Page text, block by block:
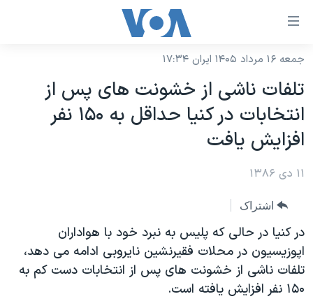
لینکهای
دسترسی
جهش
به
محتوای
اصلی
صفحه
جهش
به
جستجو
نسخه سبک وب‌سایت
موضوع ها
ایران
آمریکا
جهان
ورزشی
گزیده‌ها
ویژه برنامه‌ها
برنامه های تلویزیونی
جدول برنامه ها
صفحه‌های ویژه
جام جهانی ۲۰۲۶
عملیات خشم حماسی
۲۵۰سالگی آمریکا
فرکانس‌های صدای آمریکا
پخش رادیویی
یادگیری زبان انگلیسی
جمعه ۱۶ مرداد ۱۴۰۵ ایران ۱۷:۳۴
تلفات ناشی از خشونت های پس از
انتخابات در کنيا حداقل به ۱۵۰ نفر
افزايش يافت
۱۱ دی ۱۳۸۶
اشتراک
در کنيا در حالی که پليس به نبرد خود با هواداران
اپوزيسيون در محلات فقيرنشين نايروبی ادامه می دهد،
تلفات ناشی از خشونت های پس از انتخابات دست کم به
۱۵۰ نفر افزايش يافته است.